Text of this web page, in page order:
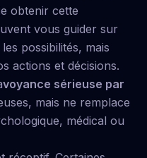
obtenir cette
vous guider sur
possibilités, mais
actions et décisions.
voyance sérieuse par
mais ne remplace
médical ou